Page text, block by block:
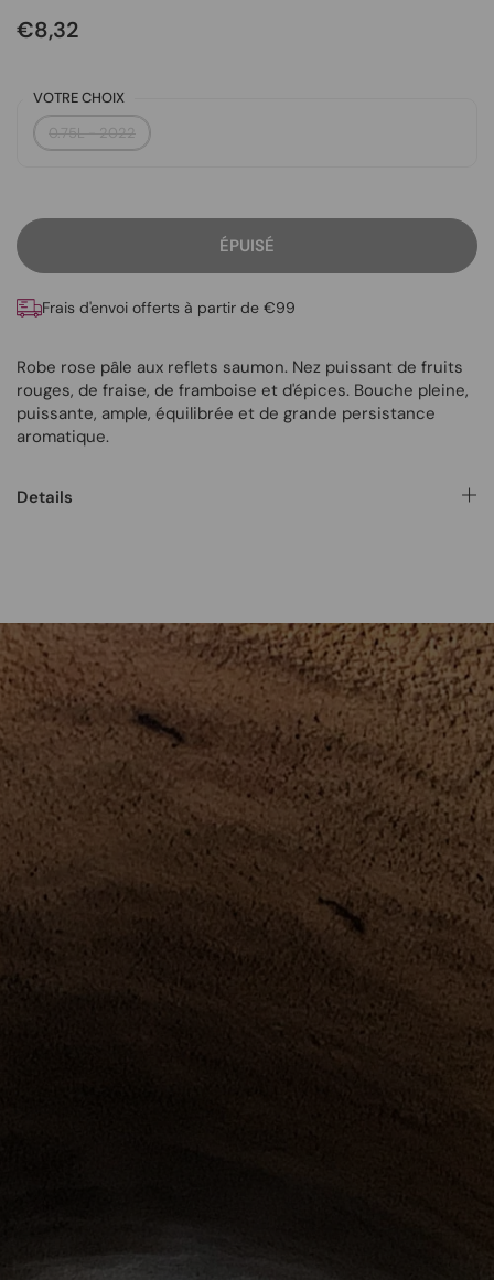
€8,32
VOTRE CHOIX
0.75L - 2022
ÉPUISÉ
Frais d'envoi offerts à partir de €99
Robe rose pâle aux reflets saumon. Nez puissant de fruits
rouges, de fraise, de framboise et d'épices. Bouche pleine,
puissante, ample, équilibrée et de grande persistance
aromatique.
Details